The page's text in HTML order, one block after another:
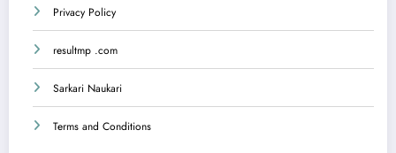
Privacy Policy
resultmp .com
Sarkari Naukari
Terms and Conditions